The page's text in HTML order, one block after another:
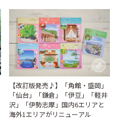
【改訂版発売♪】「角館・盛岡」
「仙台」「鎌倉」「伊豆」「軽井
沢」「伊勢志摩」国内6エリアと
海外1エリアがリニューアル